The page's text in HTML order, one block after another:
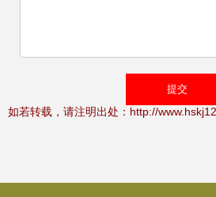
如若转载，请注明出处：http://